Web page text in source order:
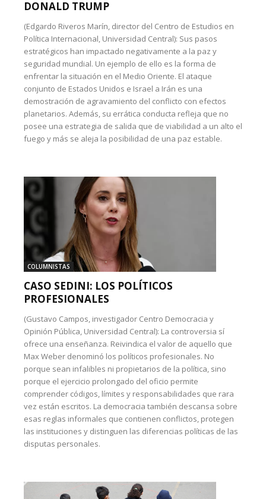
DONALD TRUMP
(Edgardo Riveros Marín, director del Centro de Estudios en
Política Internacional, Universidad Central): Sus pasos
estratégicos han impactado negativamente a la paz y
seguridad mundial. Un ejemplo de ello es la forma de
enfrentar la situación en el Medio Oriente. El ataque
conjunto de Estados Unidos e Israel a Irán es una
demostración de agravamiento del conflicto con efectos
planetarios. Además, su errática conducta refleja que no
posee una estrategia de salida que de viabilidad a un alto el
fuego y más se aleja la posibilidad de una paz estable.
COLUMNISTAS
CASO SEDINI: LOS POLÍTICOS
PROFESIONALES
(Gustavo Campos, investigador Centro Democracia y
Opinión Pública, Universidad Central): La controversia sí
ofrece una enseñanza. Reivindica el valor de aquello que
Max Weber denominó los políticos profesionales. No
porque sean infalibles ni propietarios de la política, sino
porque el ejercicio prolongado del oficio permite
comprender códigos, límites y responsabilidades que rara
vez están escritos. La democracia también descansa sobre
esas reglas informales que contienen conflictos, protegen
las instituciones y distinguen las diferencias políticas de las
disputas personales.